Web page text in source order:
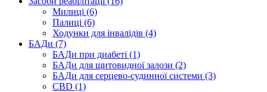
Милиці (6)
Палиці (6)
Ходунки для інвалідів (4)
БАДи (7)
БАДи при диабеті (1)
БАДи для щитовидної залози (2)
БАДи для серцево-судинної системи (3)
CBD (1)